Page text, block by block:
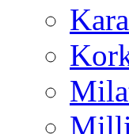
Milli